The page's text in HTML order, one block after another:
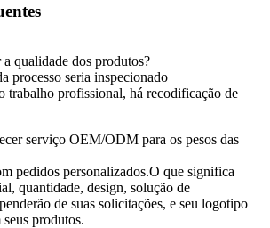
qualidade dos produtos?
processo seria inspecionado
trabalho profissional, há recodificação de
serviço OEM/ODM para os pesos das
pedidos personalizados.O que significa
quantidade, design, solução de
de suas solicitações, e seu logotipo
seus produtos.